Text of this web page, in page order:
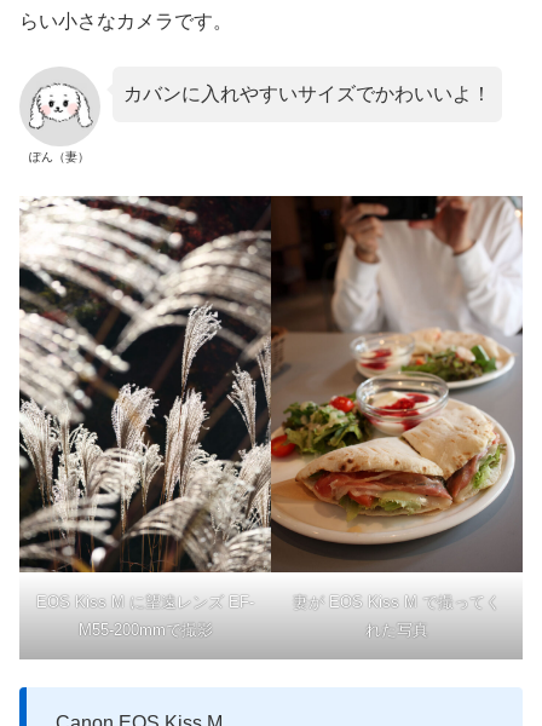
らい小さなカメラです。
ぽん（妻）
カバンに入れやすいサイズでかわいいよ！
EOS Kiss M に望遠レンズ EF-
M55-200mmで撮影
妻が EOS Kiss M で撮ってく
れた写真